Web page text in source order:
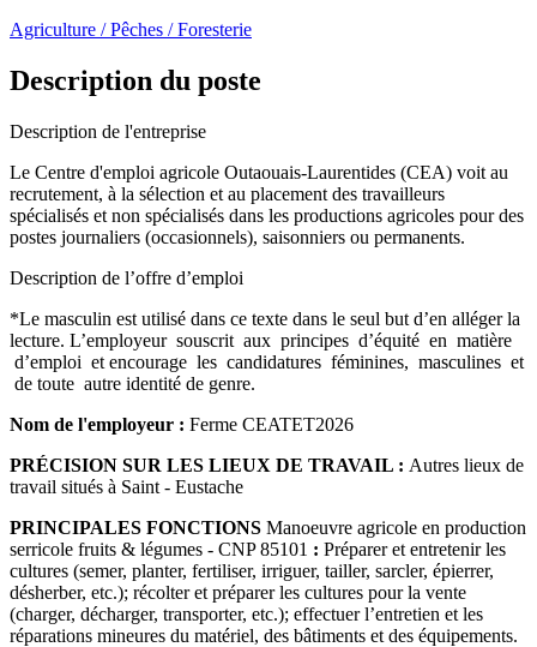
Agriculture / Pêches / Foresterie
Description du poste
Description de l'entreprise
Le Centre d'emploi agricole Outaouais-Laurentides (CEA) voit au
recrutement, à la sélection et au placement des travailleurs
spécialisés et non spécialisés dans les productions agricoles pour des
postes journaliers (occasionnels), saisonniers ou permanents.
Description de l’offre d’emploi
*Le masculin est utilisé dans ce texte dans le seul but d’en alléger la
lecture. L’employeur souscrit aux principes d’équité en matière
d’emploi et encourage les candidatures féminines, masculines et
de toute autre identité de genre.
Nom de l'employeur : Ferme CEATET2026
PRÉCISION SUR LES LIEUX DE TRAVAIL : Autres lieux de
travail situés à Saint - Eustache
PRINCIPALES FONCTIONS Manoeuvre agricole en production
serricole fruits & légumes - CNP 85101 : Préparer et entretenir les
cultures (semer, planter, fertiliser, irriguer, tailler, sarcler, épierrer,
désherber, etc.); récolter et préparer les cultures pour la vente
(charger, décharger, transporter, etc.); effectuer l’entretien et les
réparations mineures du matériel, des bâtiments et des équipements.